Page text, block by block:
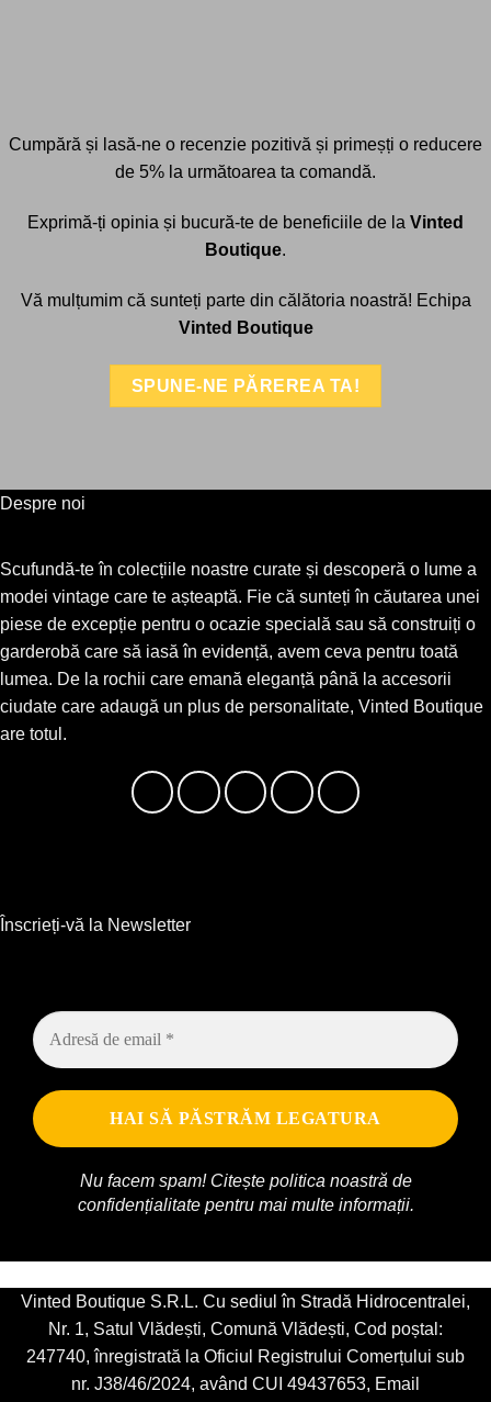
Cumpără și lasă-ne o recenzie pozitivă și primeșți o reducere
de 5% la următoarea ta comandă.
Exprimă-ți opinia și bucură-te de beneficiile de la Vinted
Boutique.
Vă mulțumim că sunteți parte din călătoria noastră! Echipa
Vinted Boutique
SPUNE-NE PĂREREA TA!
Despre noi
Scufundă-te în colecțiile noastre curate și descoperă o lume a
modei vintage care te așteaptă. Fie că sunteți în căutarea unei
piese de excepție pentru o ocazie specială sau să construiți o
garderobă care să iasă în evidență, avem ceva pentru toată
lumea. De la rochii care emană eleganță până la accesorii
ciudate care adaugă un plus de personalitate, Vinted Boutique
are totul.
Înscrieți-vă la Newsletter
Nu facem spam! Citește politica noastră de
confidențialitatepentru mai multe informații.
Vinted Boutique S.R.L. Cu sediul în Stradă Hidrocentralei,
Nr. 1, Satul Vlădești, Comună Vlădești, Cod poștal:
247740, înregistrată la Oficiul Registrului Comerțului sub
nr. J38/46/2024, având CUI 49437653, Email